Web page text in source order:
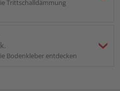
Trittschalldämmung
Bodenkleber entdecken